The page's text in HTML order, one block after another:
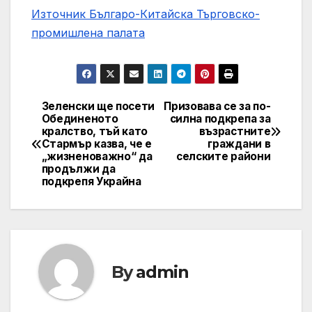
Източник Българо-Китайска Търговско-
промишлена палaта
Навигация
Призовава се за по-
силна подкрепа за
възрастните
граждани в
селските райони
Зеленски ще посети
Обединеното
кралство, тъй като
Стармър казва, че е
„жизненоважно“ да
продължи да
подкрепя Украйна
Byadmin